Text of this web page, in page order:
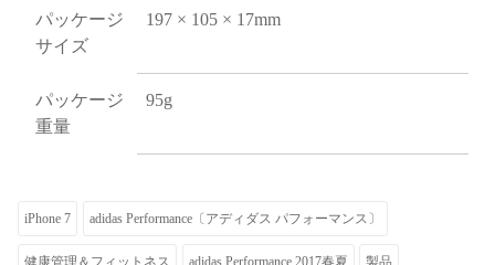
パッケージ
サイズ
197 × 105 × 17mm
パッケージ
重量
95g
iPhone 7 adidas Performance〔アディダス パフォーマンス〕
健康管理＆フィットネス adidas Performance 2017春夏 製品